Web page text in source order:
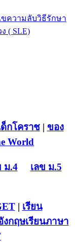
กโคราช| ของ
World
ม.4
เลข ม.5
| เรียน
งกฤษเรียนภาษา